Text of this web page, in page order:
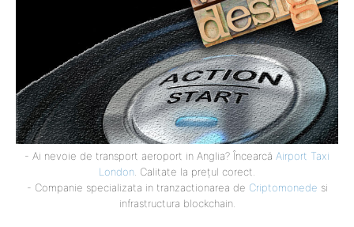
- Ai nevoie de transport aeroport in Anglia? Încearcă Airport Taxi
London. Calitate la prețul corect.
- Companie specializata in tranzactionarea de Criptomonede si
infrastructura blockchain.